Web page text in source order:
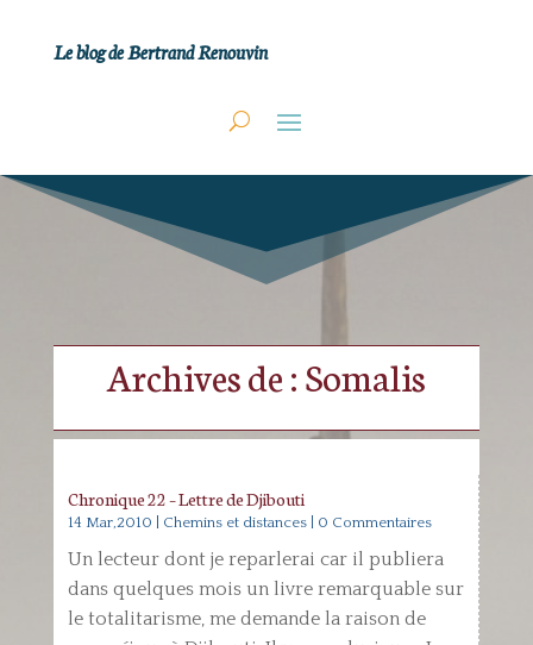
Le blog de Bertrand Renouvin
Archives de : Somalis
Chronique 22 – Lettre de Djibouti
14 Mar,2010 Chemins et distances| 0 Commentaires
Un lecteur dont je reparlerai car il publiera
dans quelques mois un livre remarquable sur
le totalitarisme, me demande la raison de